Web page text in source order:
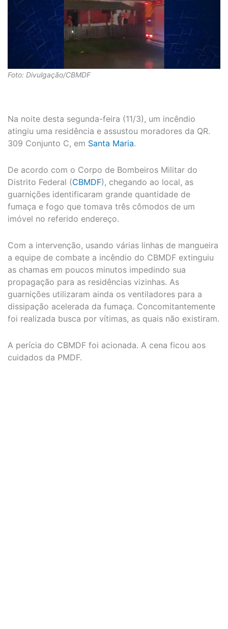
Foto: Divulgação/CBMDF
Na noite desta segunda-feira (11/3), um incêndio
atingiu uma residência e assustou moradores da QR.
309 Conjunto C, em Santa Maria.
De acordo com o Corpo de Bombeiros Militar do
Distrito Federal (CBMDF), chegando ao local, as
guarnições identificaram grande quantidade de
fumaça e fogo que tomava três cômodos de um
imóvel no referido endereço.
Com a intervenção, usando várias linhas de mangueira
a equipe de combate a incêndio do CBMDF extinguiu
as chamas em poucos minutos impedindo sua
propagação para as residências vizinhas. As
guarnições utilizaram ainda os ventiladores para a
dissipação acelerada da fumaça. Concomitantemente
foi realizada busca por vítimas, as quais não existiram.
A perícia do CBMDF foi acionada. A cena ficou aos
cuidados da PMDF.